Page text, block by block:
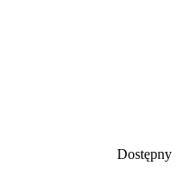
Dostępny